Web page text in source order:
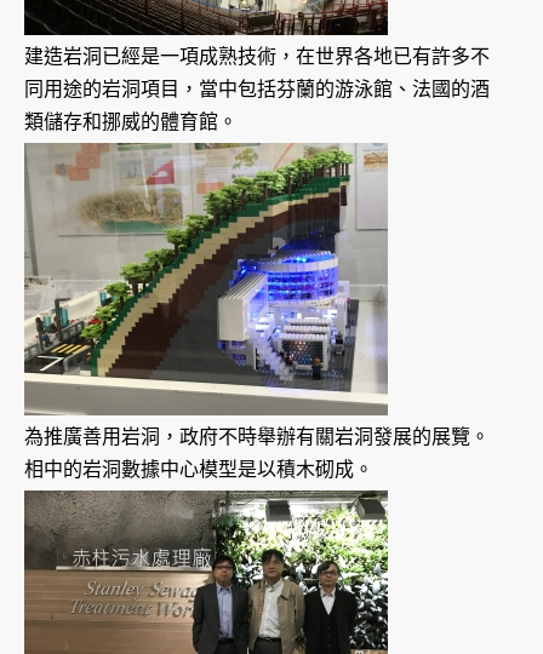
建造岩洞已經是一項成熟技術，在世界各地已有許多不
同用途的岩洞項目，當中包括芬蘭的游泳館、法國的酒
類儲存和挪威的體育館。
為推廣善用岩洞，政府不時舉辦有關岩洞發展的展覽。
相中的岩洞數據中心模型是以積木砌成。